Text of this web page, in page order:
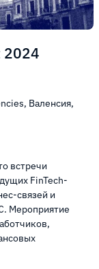
2024
Валенсия,
встречи
FinTech-
связей и
Мероприятие